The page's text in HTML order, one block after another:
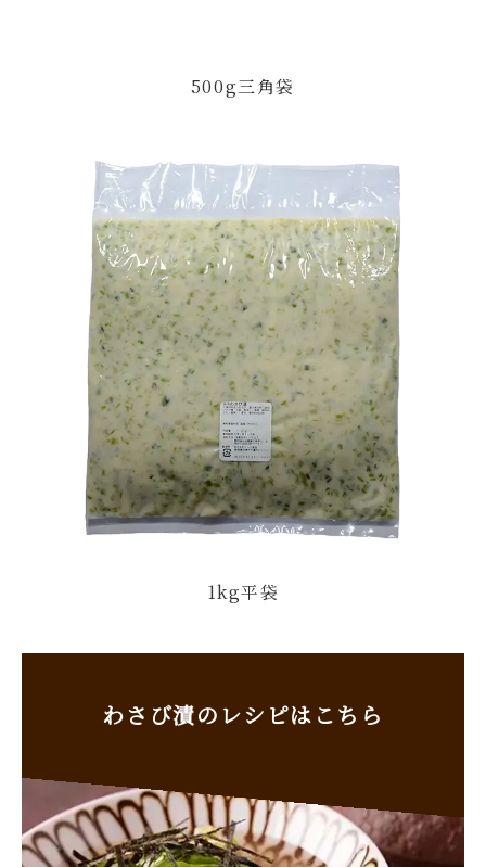
500g三角袋
1kg平袋
わさび漬のレシピはこちら